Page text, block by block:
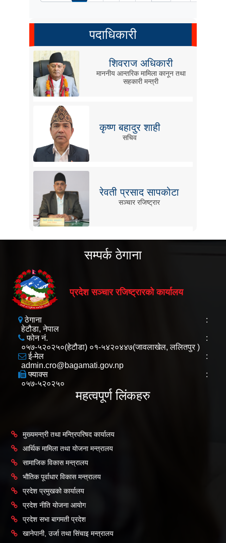
पदाधिकारी
शिवराज अधिकारी
माननीय आन्तरिक मामिला कानून तथा
सहकारी मन्त्री
कृष्ण बहादुर शाही
सचिव
रेवती प्रसाद सापकोटा
सञ्चार रजिष्ट्रार
सम्पर्क ठेगाना
प्रदेश सञ्चार रजिष्ट्रारको कार्यालय
ठेगाना
:
हेटौडा, नेपाल
फोन नं.
:
०५७-५२०२५०(हेटौडा) ०१-५४२०४४७(जावलाखेल, ललितपुर )
ई-मेल
:
admin.cro@bagamati.gov.np
फ्याक्स
:
०५७-५२०२५०
महत्वपूर्ण लिंकहरु
मुख्यमन्त्री तथा मन्त्रिपरिषद कार्यालय
आर्थिक मामिला तथा योजना मन्त्रालय
सामाजिक विकास मन्त्रालय
भौतिक पूर्वाधार विकास मन्त्रालय
प्रदेश प्रमुखको कार्यालय
प्रदेश नीति योजना आयोग
प्रदेश सभा बागमती प्रदेश
खानेपानी, उर्जा तथा सिंचाइ मन्त्रालय